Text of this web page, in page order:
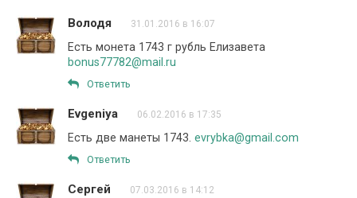
Володя 31.01.2016 в 16:07
Есть монета 1743 г рубль Елизавета
bonus77782@mail.ru
Ответить
Evgeniya 06.02.2016 в 17:35
Есть две манеты 1743. evrybka@gmail.com
Ответить
Сергей 07.03.2016 в 14:12